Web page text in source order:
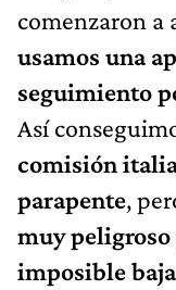
comenzaron a
usamos una
seguimiento
Así
comisión
parapente,
muy
imposible